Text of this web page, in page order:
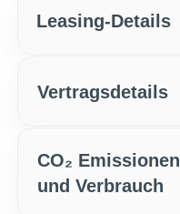
Leasing-Details
Vertragsdetails
CO₂ Emissionen
und Verbrauch